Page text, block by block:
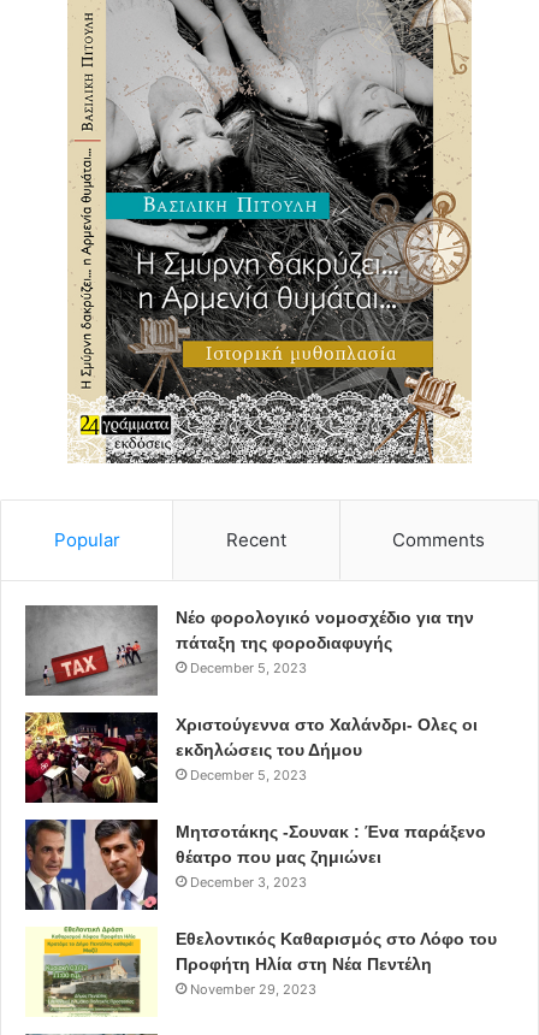
Popular Recent Comments
Νέο φορολογικό νομοσχέδιο για την
πάταξη της φοροδιαφυγής
December 5, 2023
Χριστούγεννα στο Χαλάνδρι- Ολες οι
εκδηλώσεις του Δήμου
December 5, 2023
Μητσοτάκης -Σουνακ : Ένα παράξενο
θέατρο που μας ζημιώνει
December 3, 2023
Εθελοντικός Καθαρισμός στο Λόφο του
Προφήτη Ηλία στη Νέα Πεντέλη
November 29, 2023